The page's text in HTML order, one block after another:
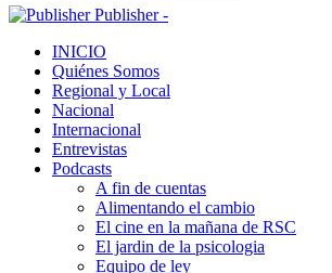
Publisher -
INICIO
Quiénes Somos
Regional y Local
Nacional
Internacional
Entrevistas
Podcasts
A fin de cuentas
Alimentando el cambio
El cine en la mañana de RSC
El jardin de la psicologia
Equipo de ley